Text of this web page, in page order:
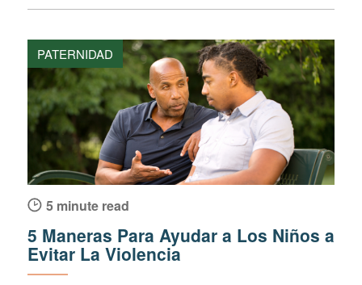
PATERNIDAD
5 minute read
5 Maneras Para Ayudar a Los Niños a
Evitar La Violencia